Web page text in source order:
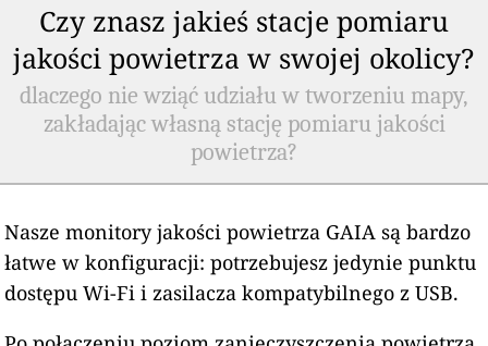
Czy znasz jakieś stacje pomiaru
jakości powietrza w swojej okolicy?
dlaczego nie wziąć udziału w tworzeniu mapy,
zakładając własną stację pomiaru jakości
powietrza?
Nasze monitory jakości powietrza GAIA są bardzo
łatwe w konfiguracji: potrzebujesz jedynie punktu
dostępu Wi-Fi i zasilacza kompatybilnego z USB.